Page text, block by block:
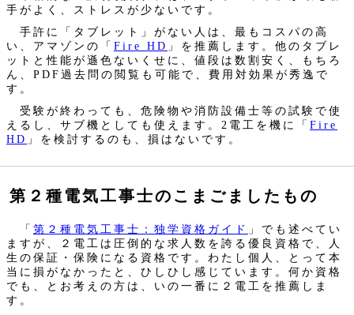
手がよく、ストレスが少ないです。
手許に「タブレット」がない人は、最もコスパの高
い、アマゾンの「 Fire HD 」を推薦します。他のタブレ
ットと性能が遜色ないくせに、値段は数割安く、もちろ
ん、PDF過去問の閲覧も可能で、費用対効果が秀逸で
す。
受験が終わっても、危険物や消防設備士等の試験で使
えるし、サブ機としても使えます。2電工を機に「 Fire
HD 」を検討するのも、損はないです。
第２種電気工事士のこまごましたもの
「 第２種電気工事士：独学資格ガイド
」でも述べてい
ますが、２電工は圧倒的な求人数を誇る優良資格で、人
生の保証・保険になる資格です。わたし個人、とって本
当に損がなかったと、ひしひし感じています。何か資格
でも、とお考えの方は、いの一番に２電工を推薦しま
す。